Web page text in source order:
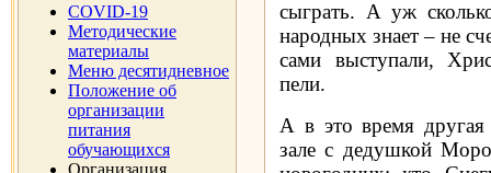
COVID-19
Методические
материалы
Меню десятидневное
Положение об
организации
питания
обучающихся
Организация
сыграть. А уж
народных знает – не
сами выступали,
пели.
А в это время
зале с дедушкой